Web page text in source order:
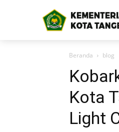
Beranda blog
Kota
Light